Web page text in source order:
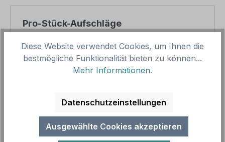
Pro-Stück-Aufschläge
Produktpreis
10,95 €
Zwischensumme
10,95 €
Preise inkl. MwSt. zzgl. Versandkosten
Aufgrund von Neuberechnungen im Warenkorb sind
Diese Website verwendet Cookies, um Ihnen die
bestmögliche Funktionalität bieten zu können...
Mehr Informationen.
Datenschutzeinstellungen
Ausgewählte Cookies akzeptieren